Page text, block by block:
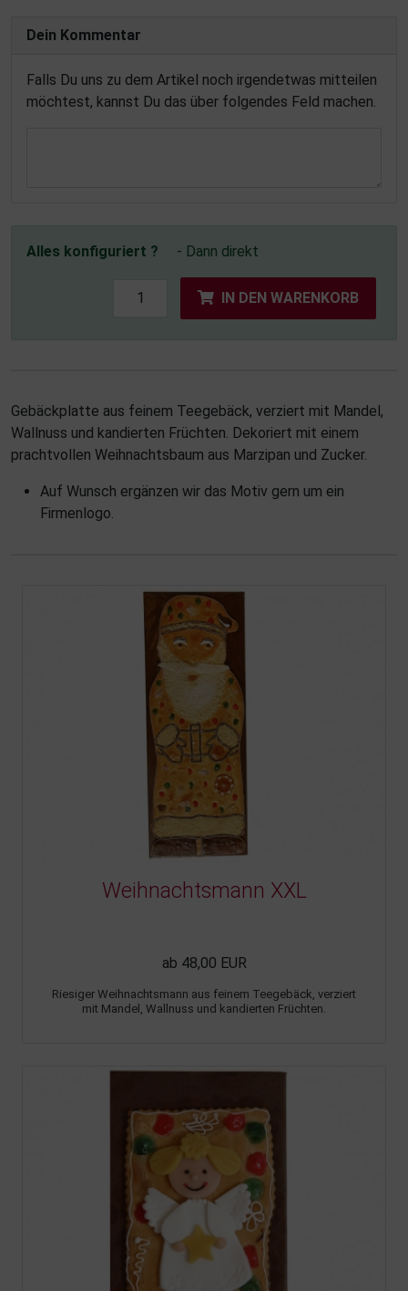
Dein Kommentar
Falls Du uns zu dem Artikel noch irgendetwas mitteilen
möchtest, kannst Du das über folgendes Feld machen.
Alles konfiguriert ? - Dann direkt
IN DEN WARENKORB
Gebäckplatte aus feinem Teegebäck, verziert mit Mandel,
Wallnuss und kandierten Früchten. Dekoriert mit einem
prachtvollen Weihnachtsbaum aus Marzipan und Zucker.
Auf Wunsch ergänzen wir das Motiv gern um ein
Firmenlogo.
Weihnachtsmann XXL
ab 48,00 EUR
Riesiger Weihnachtsmann aus feinem Teegebäck, verziert
mit Mandel, Wallnuss und kandierten Früchten.